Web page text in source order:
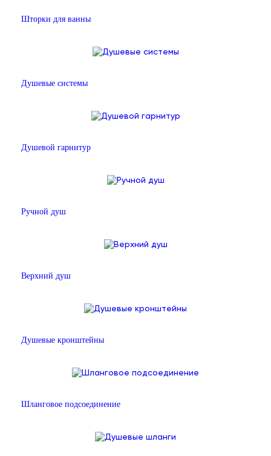
Шторки для ванны
Душевые системы
Душевой гарнитур
Ручной душ
Верхний душ
Душевые кронштейны
Шланговое подсоединение